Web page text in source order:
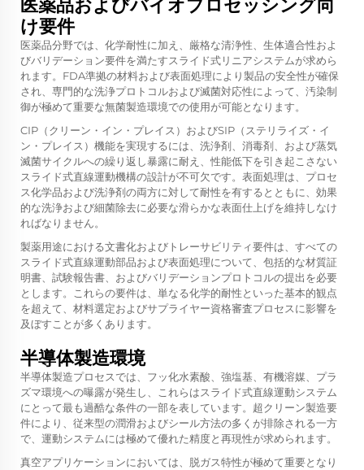
医薬品およびバイオプロセッシング向
け要件
医薬品分野では、化学耐性に加え、厳格な清浄性、生体適合性およ
びバリデーション要件を満たすスライド式リニアシステムが求めら
れます。FDA準拠の材料および表面処理により製品の安全性が確保
され、専門的な洗浄プロトコルおよび滅菌対応性によって、汚染制
御が極めて重要な無菌製造環境での使用が可能となります。
CIP（クリーン・イン・プレイス）およびSIP（ステリライズ・イ
ン・プレイス）機能を実現するには、洗浄剤、消毒剤、および蒸気
滅菌サイクルへの繰り返し暴露に耐え、性能低下を引き起こさない
スライド式直線運動機構の設計が不可欠です。表面処理は、プロセ
ス化学品および洗浄剤の両方に対して耐性を有するとともに、効果
的な洗浄および細菌除去に必要な滑らかな表面仕上げを維持しなけ
ればなりません。
製薬用途における文書化およびトレーサビリティ要件は、すべての
スライド式直線運動部品および表面処理について、包括的な材質証
明書、試験報告書、およびバリデーションプロトコルの提出を必要
とします。これらの要件は、単なる化学的耐性といった基本的観点
を超えて、材料選定およびサプライヤー資格審査プロセスに影響を
及ぼすことが多くあります。
半導体製造環境
半導体製造プロセスでは、フッ化水素酸、強塩基、有機溶媒、プラ
ズマ環境への曝露が発生し、これらはスライド式直線運動システム
にとって最も過酷な条件の一部を表しています。超クリーン製造要
件により、従来型の潤滑およびシール方法の多くが排除される一方
で、運動システムには極めて優れた精度と再現性が求められます。
真空アプリケーションにおいては、脱ガス特性が極めて重要となり